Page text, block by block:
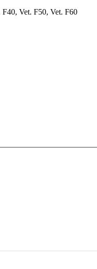
Vet. F50, Vet. F60